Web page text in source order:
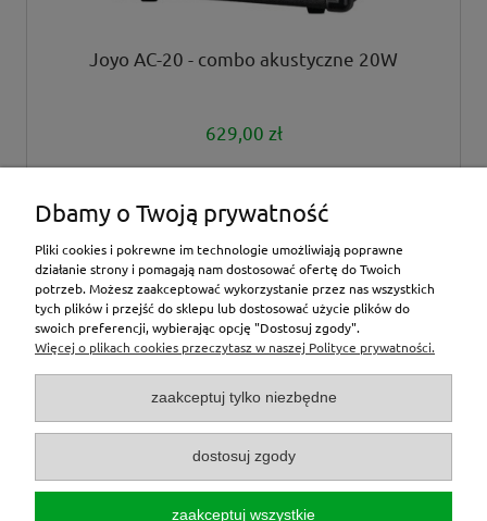
Joyo AC-20 - combo akustyczne 20W
629,00 zł
inne
Moje konto
O nas
Zamówienia
Dbamy o Twoją prywatność
Pliki cookies i pokrewne im technologie umożliwiają poprawne
działanie strony i pomagają nam dostosować ofertę do Twoich
potrzeb. Możesz zaakceptować wykorzystanie przez nas wszystkich
tych plików i przejść do sklepu lub dostosować użycie plików do
swoich preferencji, wybierając opcję "Dostosuj zgody".
Więcej o plikach cookies przeczytasz w naszej Polityce prywatności.
zaakceptuj tylko niezbędne
dostosuj zgody
zaakceptuj wszystkie